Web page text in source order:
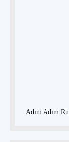
Adım Adım